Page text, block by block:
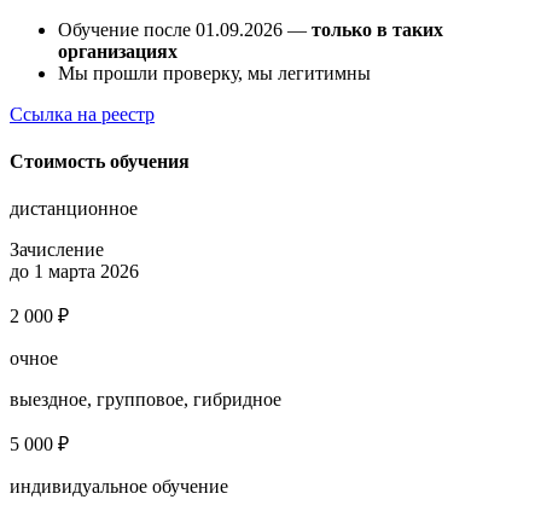
Обучение после 01.09.2026 — только в таких
организациях
Мы прошли проверку, мы легитимны
Ссылка на реестр
Стоимость обучения
дистанционное
Зачисление
до 1 марта 2026
2 000 ₽
очное
выездное, групповое, гибридное
5 000 ₽
индивидуальное обучение